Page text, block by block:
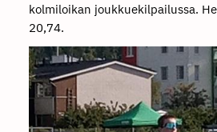
kolmiloikan joukkuekilpailussa.
20,74.